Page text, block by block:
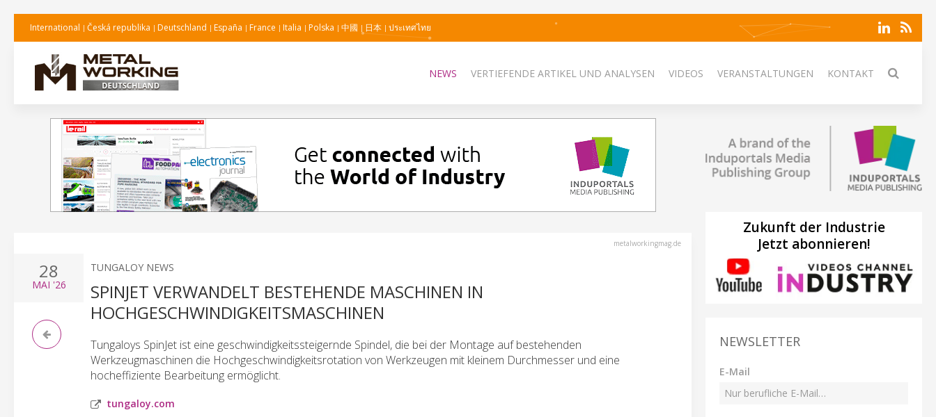
International Česká republika Deutschland España France Italia Polska 中國 日本 ประเทศไทย
NEWS VERTIEFENDE ARTIKEL UND ANALYSEN VIDEOS VERANSTALTUNGEN KONTAKT
metalworkingmag.de
28
MAI '26
TUNGALOY NEWS
SPINJET VERWANDELT BESTEHENDE MASCHINEN IN
HOCHGESCHWINDIGKEITSMASCHINEN
Tungaloys SpinJet ist eine geschwindigkeitssteigernde Spindel, die bei der Montage auf bestehenden
Werkzeugmaschinen die Hochgeschwindigkeitsrotation von Werkzeugen mit kleinem Durchmesser und eine
hocheffiziente Bearbeitung ermöglicht.
tungaloy.com
Zukunft der Industrie
Jetzt abonnieren!
NEWSLETTER
E-Mail